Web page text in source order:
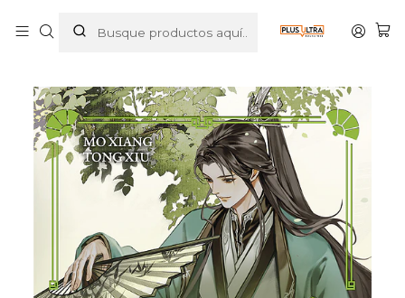
EL SISTEMA DE AUTOSALVACIÓN DEL VILLANO ESCORIA
04 EDICIÓN ESPECIAL TAPA DURA NOVELA - NORMA